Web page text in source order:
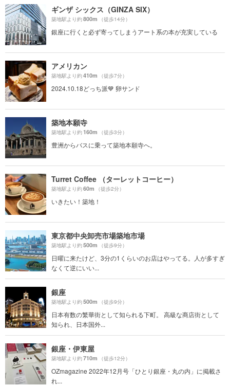
ギンザ シックス（GINZA SIX）
築地駅より約800m （徒歩14分）
銀座に行くと必ず寄ってしまうアート系の本が充実している
アメリカン
築地駅より約410m （徒歩7分）
2024.10.18どっち派💙 卵サンド
築地本願寺
築地駅より約160m （徒歩3分）
豊洲からバスに乗って築地本願寺へ。
Turret Coffee （ターレットコーヒー）
築地駅より約60m （徒歩2分）
いきたい！築地！
東京都中央卸売市場築地市場
築地駅より約500m （徒歩9分）
日曜に来たけど、3分の1くらいのお店はやってる。人が多すぎ
なくて逆にいい...
銀座
築地駅より約500m （徒歩9分）
日本有数の繁華街として知られる下町。 高級な商店街として
知られ、日本国外...
銀座・伊東屋
築地駅より約710m （徒歩12分）
OZmagazine 2022年12月号「ひとり銀座・丸の内」に掲載さ
れ...